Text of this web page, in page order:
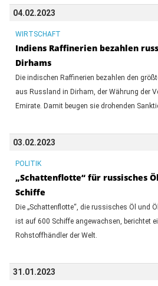
04.02.2023
WIRTSCHAFT
Indiens Raffinerien bezahlen
Dirhams
Die indischen Raffinerien bezahlen den
aus Russland in Dirham, der Währung der
Emirate. Damit beugen sie drohenden
03.02.2023
POLITIK
„Schattenflotte“ für russisches
Schiffe
Die „Schattenflotte“, die russisches Öl und
ist auf 600 Schiffe angewachsen, berichtet
Rohstoffhändler der Welt.
31.01.2023